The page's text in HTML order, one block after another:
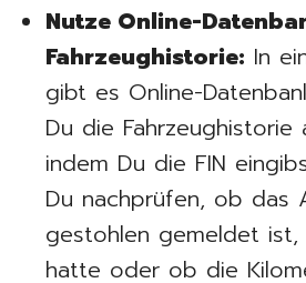
Nutze Online-
Fahrzeughistorie: In
gibt es Online-
Du die Fahrzeughistorie
indem Du die FIN
Du nachprüfen, ob das
gestohlen gemeldet
hatte oder ob die